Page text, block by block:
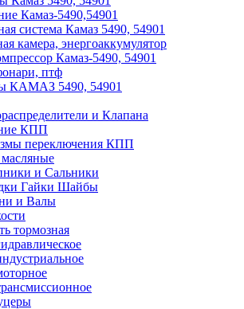
Камаз-5490,54901
система Камаз 5490, 54901
камера, энергоаккумулятор
Камаз-5490, 54901
птф
КАМАЗ 5490, 54901
и Клапана
КПП
переключения КПП
и Сальники
Гайки Шайбы
и Валы
тормозная